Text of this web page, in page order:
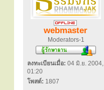
webmaster
Moderators-1
ลงทะเบียนเมื่อ: 04 มิ.ย. 2004,
01:20
โพสต์: 1807